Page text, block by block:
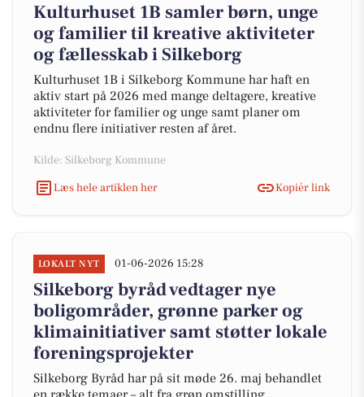
Kulturhuset 1B samler børn, unge
og familier til kreative aktiviteter
og fællesskab i Silkeborg
Kulturhuset 1B i Silkeborg Kommune har haft en
aktiv start på 2026 med mange deltagere, kreative
aktiviteter for familier og unge samt planer om
endnu flere initiativer resten af året.
Kilde: Silkeborg Kommune
Læs hele artiklen her
Kopiér link
LOKALT NYT 01-06-2026 15:28
Silkeborg byråd vedtager nye
boligområder, grønne parker og
klimainitiativer samt støtter lokale
foreningsprojekter
Silkeborg Byråd har på sit møde 26. maj behandlet